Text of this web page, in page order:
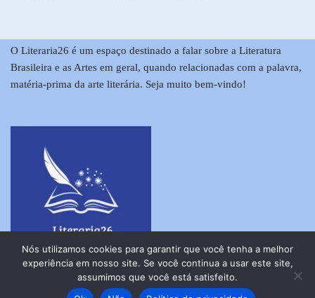
O Literaria26 é um espaço destinado a falar sobre a Literatura
Brasileira e as Artes em geral, quando relacionadas com a palavra,
matéria-prima da arte literária. Seja muito bem-vindo!
2023 Copyright Samira Mór Todos os direitos reservados
Nós utilizamos cookies para garantir que você tenha a melhor
experiência em nosso site. Se você continua a usar este site,
assumimos que você está satisfeito.